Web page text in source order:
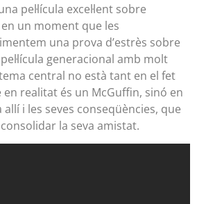
pel·lícula excel·lent sobre
en un moment que les
una prova d’estrès sobre
generacional amb molt
central no està tant en el fet
en realitat és un McGuffin, sinó en
i les seves conseqüències, que
la seva amistat.